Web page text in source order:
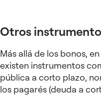
Otros
Más allá de los bonos,
existen instrumentos
pública a corto plazo,
los pagarés (deuda a